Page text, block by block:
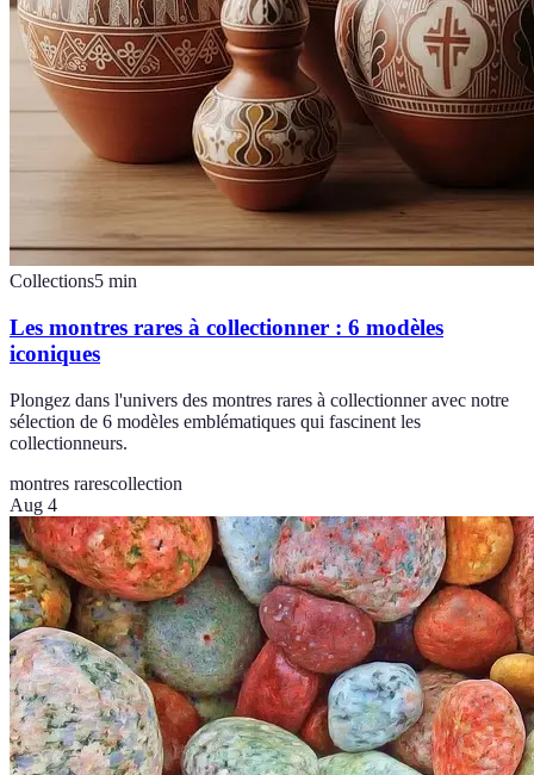
Collections5 min
Les montres rares à collectionner : 6 modèles
iconiques
Plongez dans l'univers des montres rares à collectionner avec notre
sélection de 6 modèles emblématiques qui fascinent les
collectionneurs.
montres rarescollection
Aug 4